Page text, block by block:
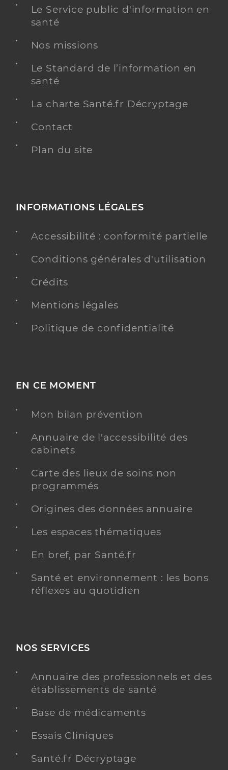
Le Service public d'information en
santé
Nos missions
Le Standard de l’information en
santé
La charte Santé.fr Décryptage
Contact
Plan du site
INFORMATIONS LÉGALES
Accessibilité : conformité partielle
Conditions générales d'utilisation
Crédits
Mentions légales
Politique de confidentialité
EN CE MOMENT
Mon bilan prévention
Annuaire de l'accessibilité des
cabinets
Carte des lieux de soins non
programmés
Origines des données annuaire
Les espaces thématiques
En bref, par Santé.fr
Santé et environnement : les bons
réflexes au quotidien
NOS SERVICES
Annuaire des professionnels et des
établissements de santé
Base de médicaments
Essais Cliniques
Santé.fr Décryptage